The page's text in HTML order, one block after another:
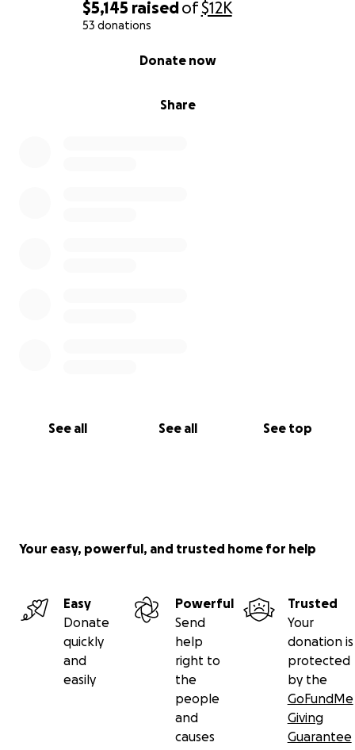
$5,145 raisedof$12K
53 donations
Share
Donate now
See all See all See top
Your easy, powerful, and trusted home for help
Easy
Donate
quickly
and
easily
Powerful
Send
help
right to
the
people
and
causes
Trusted
Your
donation is
protected
by the
GoFundMe
Giving
Guarantee